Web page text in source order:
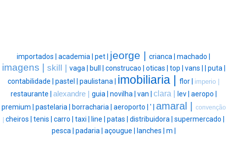
importados | academia | pet | jeorge | crianca | machado |
imagens | skill | vaga | bull | construcao | oticas | top | vans | | puta |
contabilidade | pastel | paulistana | imobiliaria | flor | imperio |
restaurante | alexandre | guia | novilha | van | clara | lev | aeropo |
premium | pastelaria | borracharia | aeroporto | ' | amaral | convenção
| cheiros | tenis | carro | taxi | line | patas | distribuidora | supermercado |
pesca | padaria | açougue | lanches | m |